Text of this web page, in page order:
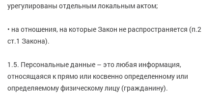
урегулированы отдельным локальным актом;
• на отношения, на которые Закон не распространяется (п.2
ст.1 Закона).
1.5. Персональные данные – это любая информация,
относящаяся к прямо или косвенно определенному или
определяемому физическому лицу (гражданину).